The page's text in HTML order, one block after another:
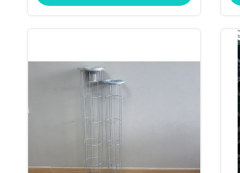
り